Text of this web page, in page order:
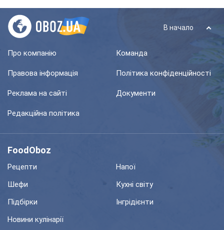
В начало
Про компанію Команда
Правова інформація Політика конфіденційності
Реклама на сайті Документи
Редакційна політика
FoodOboz
Рецепти
Напої
Шефи
Кухні світу
Підбірки
Інгрідієнти
Новини кулінарії